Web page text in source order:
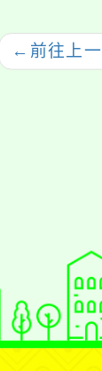
會」、「
作坊」、
← 前往上